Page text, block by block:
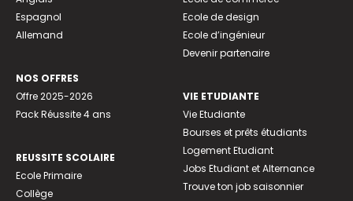
Espagnol
Allemand
NOS OFFRES
Offre 2025-2026
Pack Réussite 4 ans
REUSSITE SCOLAIRE
Ecole Primaire
Collège
Ecole de design
Ecole d’ingénieur
Devenir partenaire
VIE ETUDIANTE
Vie Etudiante
Bourses et prêts étudiants
Logement Etudiant
Jobs Etudiant et Alternance
Trouve ton job saisonnier